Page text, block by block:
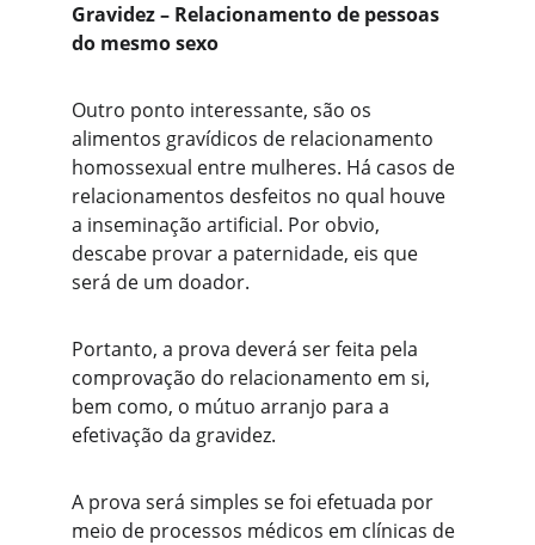
Gravidez – Relacionamento de pessoas
do mesmo sexo
Outro ponto interessante, são os
alimentos gravídicos de relacionamento
homossexual entre mulheres. Há casos de
relacionamentos desfeitos no qual houve
a inseminação artificial. Por obvio,
descabe provar a paternidade, eis que
será de um doador.
Portanto, a prova deverá ser feita pela
comprovação do relacionamento em si,
bem como, o mútuo arranjo para a
efetivação da gravidez.
A prova será simples se foi efetuada por
meio de processos médicos em clínicas de